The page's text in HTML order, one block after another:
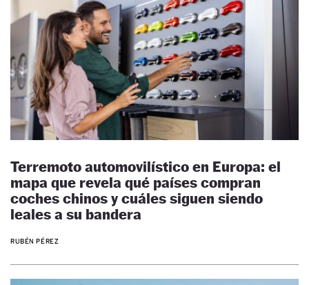
Terremoto automovilístico en Europa: el
mapa que revela qué países compran
coches chinos y cuáles siguen siendo
leales a su bandera
RUBÉN PÉREZ